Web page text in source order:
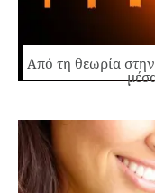
Από τη θεωρία